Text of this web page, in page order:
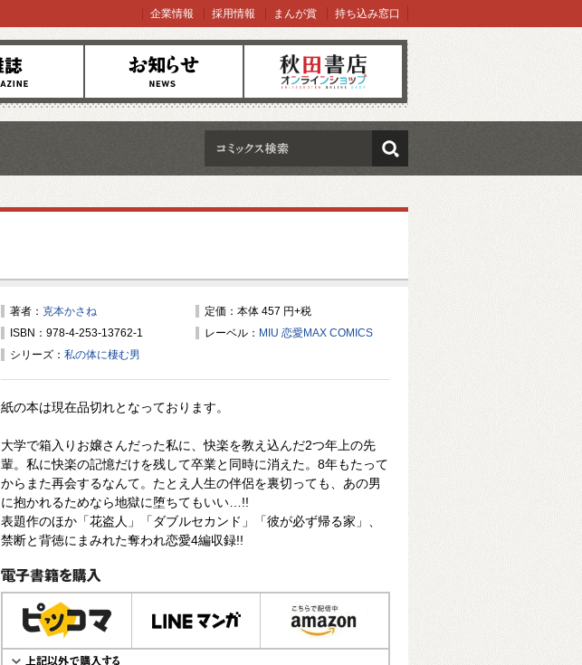
お知らせ オンラインショップ
企業情報 採用情報 まんが賞 持ち込み窓口
検索
著者： 克本かさね
定価：本体 457 円+税
ISBN：978-4-253-13762-1
レーベル： MIU 恋愛MAX COMICS
シリーズ： 私の体に棲む男
紙の本は現在品切れとなっております。
大学で箱入りお嬢さんだった私に、快楽を教え込んだ2つ年上の先
輩。私に快楽の記憶だけを残して卒業と同時に消えた。8年もたって
からまた再会するなんて。たとえ人生の伴侶を裏切っても、あの男
に抱かれるためなら地獄に堕ちてもいい…!!
表題作のほか「花盗人」「ダブルセカンド」「彼が必ず帰る家」、
禁断と背徳にまみれた奪われ恋愛4編収録!!
電子書籍で購入